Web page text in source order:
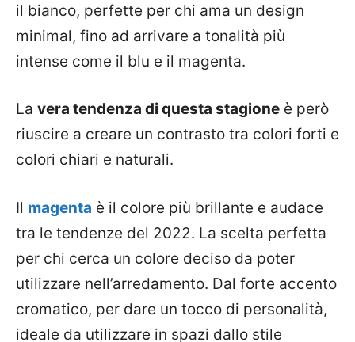
il bianco, perfette per chi ama un design
minimal, fino ad arrivare a tonalità più
intense come il blu e il magenta.
La vera tendenza di questa stagione è però
riuscire a creare un contrasto tra colori forti e
colori chiari e naturali.
Il magenta è il colore più brillante e audace
tra le tendenze del 2022. La scelta perfetta
per chi cerca un colore deciso da poter
utilizzare nell’arredamento. Dal forte accento
cromatico, per dare un tocco di personalità,
ideale da utilizzare in spazi dallo stile